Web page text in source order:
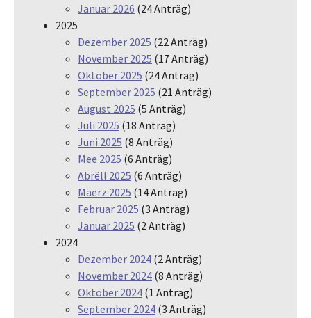
Januar 2026 (24 Anträg)
2025
Dezember 2025 (22 Anträg)
November 2025 (17 Anträg)
Oktober 2025 (24 Anträg)
September 2025 (21 Anträg)
August 2025 (5 Anträg)
Juli 2025 (18 Anträg)
Juni 2025 (8 Anträg)
Mee 2025 (6 Anträg)
Abrëll 2025 (6 Anträg)
Mäerz 2025 (14 Anträg)
Februar 2025 (3 Anträg)
Januar 2025 (2 Anträg)
2024
Dezember 2024 (2 Anträg)
November 2024 (8 Anträg)
Oktober 2024 (1 Antrag)
September 2024 (3 Anträg)